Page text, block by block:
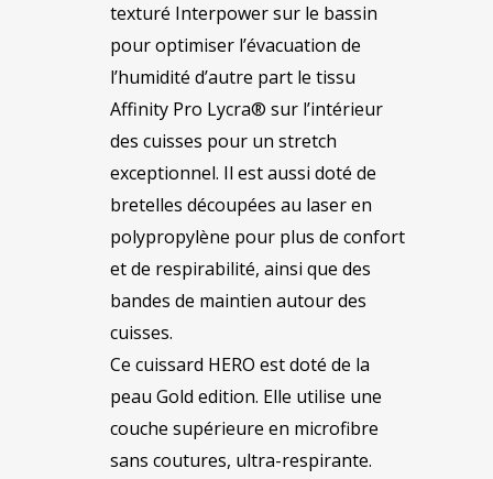
texturé Interpower sur le bassin
pour optimiser l’évacuation de
l’humidité d’autre part le tissu
Affinity Pro Lycra® sur l’intérieur
des cuisses pour un stretch
exceptionnel. Il est aussi doté de
bretelles découpées au laser en
polypropylène pour plus de confort
et de respirabilité, ainsi que des
bandes de maintien autour des
cuisses.
Ce cuissard HERO est doté de la
peau Gold edition. Elle utilise une
couche supérieure en microfibre
sans coutures, ultra-respirante.